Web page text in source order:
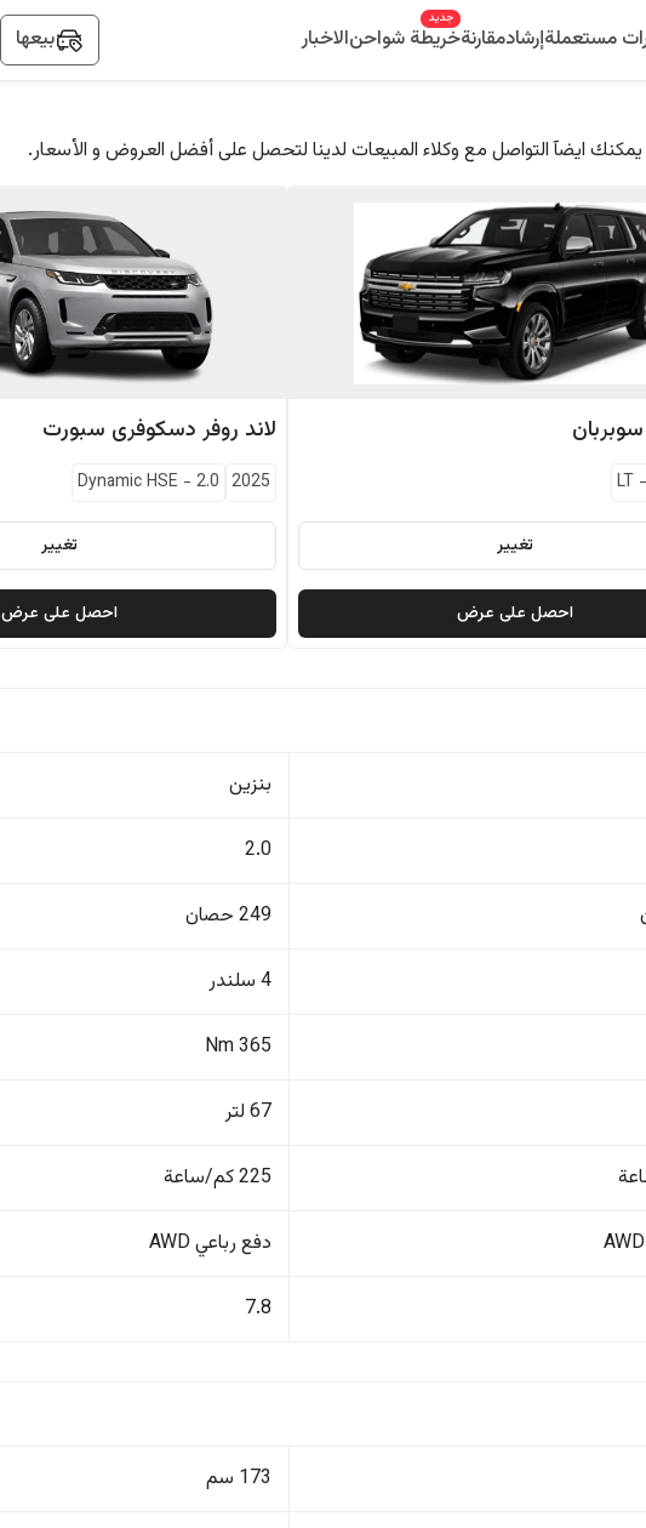
مستعملةإرشادمقارنةخريطة شواحن
جديد
الاخبار بيعها
ايضآ التواصل مع وكلاء المبيعات لدينا لتحصل على أفضل العروض و الأسعار.
سوبربان
LT -
تغيير
احصل على عرض
لاند روفر دسکوفری سبورت
2025
Dynamic HSE - 2.0
تغيير
احصل على عرض
بنزين
2.0
249 حصان
4 سلندر
365 Nm
67 لتر
225 كم/ساعة
دفع رباعي AWD
7.8
173 سم